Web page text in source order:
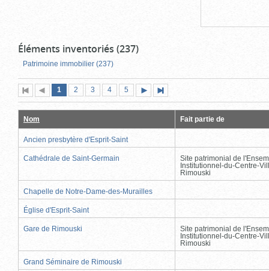
Éléments inventoriés (237)
Patrimoine immobilier (237)
Première
page
Page
précédente
Page
1 (page
actuelle)
Page
2 Page
3 Page
4 Page
5
suivante
page
Nom Fait partie de
Ancien presbytère d'Esprit-Saint
Cathédrale de Saint-Germain
Site patrimonial de
Institutionnel-du-Centre-
Rimouski
Chapelle de Notre-Dame-des-Murailles
Église d'Esprit-Saint
Gare de Rimouski
Site patrimonial de
Institutionnel-du-Centre-
Rimouski
Grand Séminaire de Rimouski